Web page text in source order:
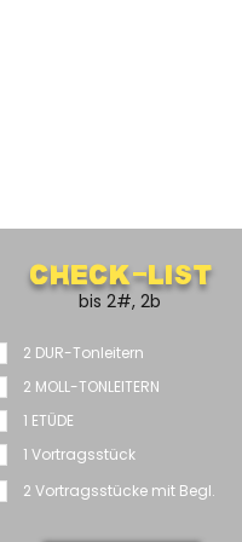
Check-List
bis 2#, 2b
2 DUR-Tonleitern
2 MOLL-TONLEITERN
1 ETÜDE
1 Vortragsstück
2 Vortragsstücke mit Begl.